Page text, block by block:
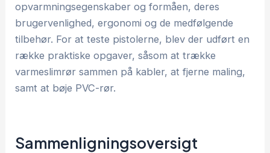
opvarmningsegenskaber og formåen, deres
brugervenlighed, ergonomi og de medfølgende
tilbehør. For at teste pistolerne, blev der udført en
række praktiske opgaver, såsom at trække
varmeslimrør sammen på kabler, at fjerne maling,
samt at bøje PVC-rør.
Sammenligningsoversigt